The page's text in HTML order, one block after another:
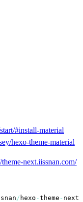
#install-material
hexo-theme-material
next.iissnan.com/
/ hexo -theme - next